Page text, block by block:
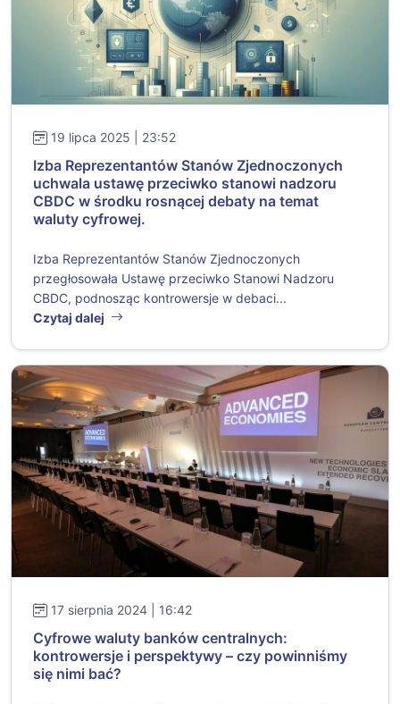
19 lipca 2025 | 23:52
Izba Reprezentantów Stanów Zjednoczonych
uchwala ustawę przeciwko stanowi nadzoru
CBDC w środku rosnącej debaty na temat
waluty cyfrowej.
Izba Reprezentantów Stanów Zjednoczonych
przegłosowała Ustawę przeciwko Stanowi Nadzoru
CBDC, podnosząc kontrowersje w debaci...
Czytaj dalej
17 sierpnia 2024 | 16:42
Cyfrowe waluty banków centralnych:
kontrowersje i perspektywy – czy powinniśmy
się nimi bać?